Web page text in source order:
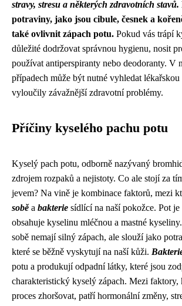
stravy, stresu a některých zdravotních stavů.
potraviny, jako jsou cibule, česnek a
také ovlivnit zápach potu. Pokud vás trápí
důležité dodržovat správnou hygienu, nosit
používat antiperspiranty nebo deodoranty. V
případech může být nutné vyhledat lékařskou
vyloučily závažnější zdravotní problémy.
Příčiny kyselého pachu potu
Kyselý pach potu, odborně nazývaný
zdrojem rozpaků a nejistoty. Co ale stojí za
jevem? Na vině je kombinace faktorů, mezi
soběa bakterie sídlící na naší pokožce. Pot
obsahuje kyselinu mléčnou a mastné
sobě nemají silný zápach, ale slouží jako
které se běžně vyskytují na naší kůži.
potu a produkují odpadní látky, které jsou
charakteristický kyselý zápach. Mezi faktory,
proces zhoršovat, patří hormonální změny,